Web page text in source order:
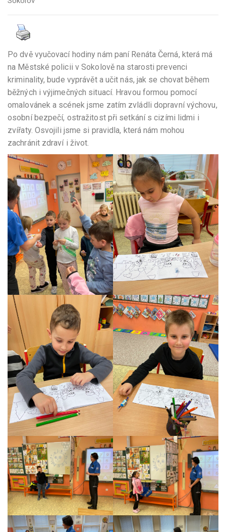
Po dvě vyučovací hodiny nám paní Renáta Černá, která má
na Městské policii v Sokolově na starosti prevenci
kriminality, bude vyprávět a učit nás, jak se chovat během
běžných i výjimečných situací. Hravou formou pomocí
omalovánek a scének jsme zatím zvládli dopravní výchovu,
osobní bezpečí, ostražitost při setkání s cizími lidmi i
zvířaty. Osvojili jsme si pravidla, která nám mohou
zachránit zdraví i život.